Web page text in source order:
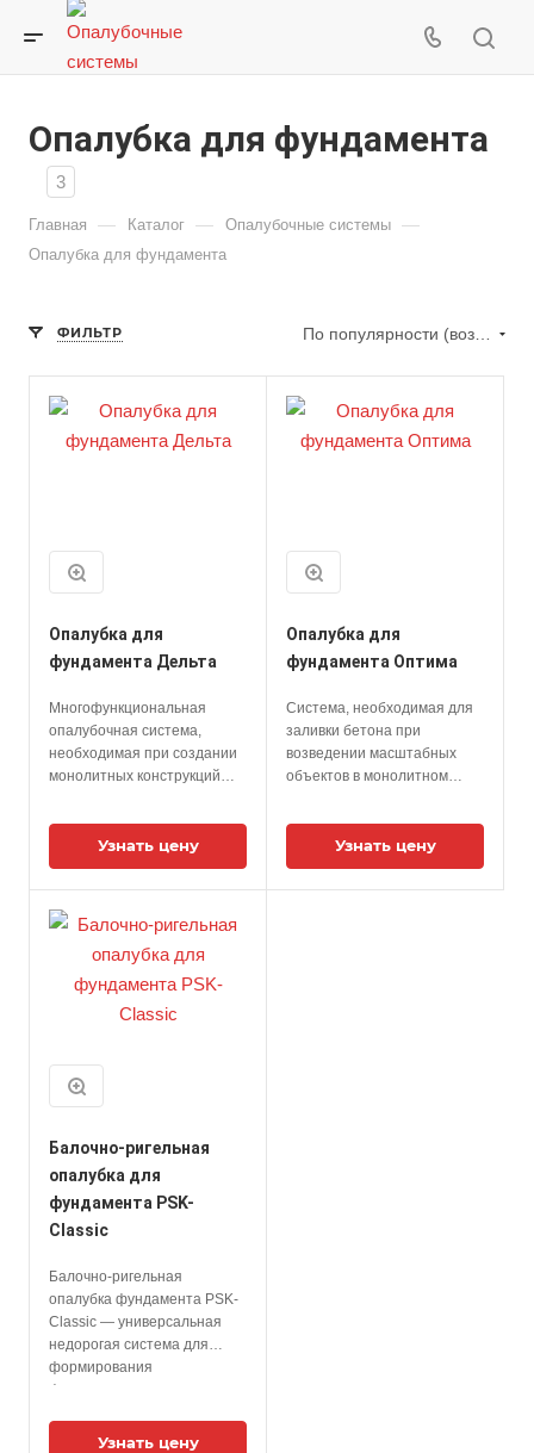
Опалубка для фундамента
3
Главная — Каталог — Опалубочные системы —
Опалубка для фундамента
ФИЛЬТР
Опалубка для
фундамента Дельта
Многофункциональная
опалубочная система,
необходимая при создании
монолитных конструкций
различных размеров и
форм. Применяется при
строительстве объектов
индустриального,
административного и
спортивно-культурного
назначения, а также жилого
фонда.
Узнать цену
Опалубка для
фундамента Оптима
Cистема, необходимая для
заливки бетона при
возведении масштабных
объектов в монолитном
Используется для
сооружения коммерческих,
культурно-спортивных,
жилых и административных
Узнать цену
Балочно-ригельная
опалубка для
фундамента PSK-
Classic
Балочно-ригельная
опалубка фундамента PSK-
Classic — универсальная
недорогая система для
формирования
фундаментов различных
Применяется при
Узнать цену